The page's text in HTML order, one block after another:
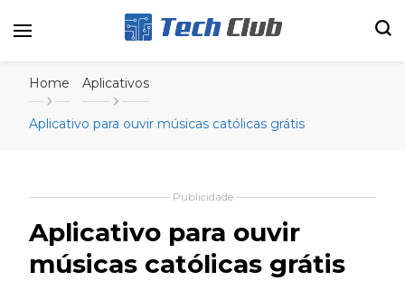
Canal Tech
Home
Aplicativos
Aplicativo para ouvir músicas católicas grátis
Publicidade
Aplicativo para ouvir
músicas católicas grátis